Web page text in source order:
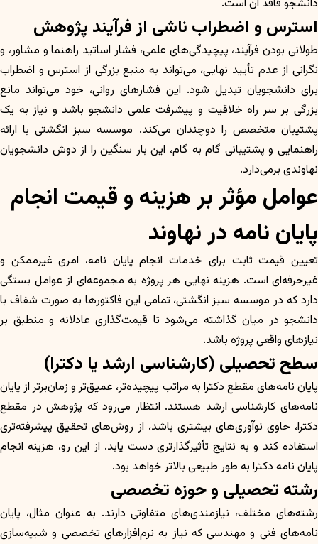
دانشجو فاقد آن است.
استرس و اضطراب ناشی از فرآیند پژوهش
طولانی بودن فرآیند، پیچیدگی‌های علمی، فشار اساتید راهنما و مشاور، و
نگرانی از عدم تأیید نهایی، می‌تواند به منبع بزرگی از استرس و اضطراب
برای دانشجویان تبدیل شود. این فشارهای روانی، خود می‌تواند مانع
بزرگی بر سر راه خلاقیت و پیشرفت علمی دانشجو باشد و نیاز به یک
پشتیبان متخصص را دوچندان می‌کند. موسسه سبز انگشتی با ارائه
راهنمایی و پشتیبانی گام به گام، این بار سنگین را از دوش دانشجویان
نهاوندی برمی‌دارد.
عوامل مؤثر بر هزینه و قیمت انجام
پایان نامه در نهاوند
تعیین قیمت ثابت برای خدمات انجام پایان نامه، امری غیرممکن و
غیرحرفه‌ای است. هزینه نهایی هر پروژه به مجموعه‌ای از عوامل بستگی
دارد که در موسسه سبز انگشتی، تمامی این فاکتورها به صورت شفاف با
دانشجو در میان گذاشته می‌شود تا قیمت‌گذاری عادلانه و منطبق بر
نیازهای واقعی پروژه باشد.
سطح تحصیلی (کارشناسی ارشد یا دکترا)
پایان نامه‌های مقطع دکترا به مراتب پیچیده‌تر، عمیق‌تر و زمان‌برتر از پایان
نامه‌های کارشناسی ارشد هستند. انتظار می‌رود که پژوهش در مقطع
دکترا، حاوی نوآوری‌های بیشتری باشد، از روش‌های تحقیق پیشرفته‌تری
استفاده کند و به نتایج تأثیرگذارتری دست یابد. از این رو، هزینه انجام
پایان نامه دکترا به طور طبیعی بالاتر خواهد بود.
رشته تحصیلی و حوزه تخصصی
رشته‌های مختلف، نیازمندی‌های متفاوتی دارند. به عنوان مثال، پایان
نامه‌های فنی و مهندسی که نیاز به نرم‌افزارهای تخصصی و شبیه‌سازی